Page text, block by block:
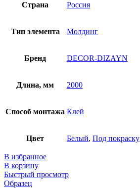
Страна Россия
Тип элемента Молдинг
Бренд DECOR-DIZAYN
Длина, мм 2000
Способ монтажа Клей
Цвет Белый, Под покраску
В избранное
В корзину
Быстрый просмотр
Образец